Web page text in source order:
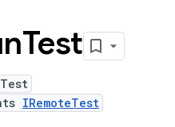
Test
IRemoteTest